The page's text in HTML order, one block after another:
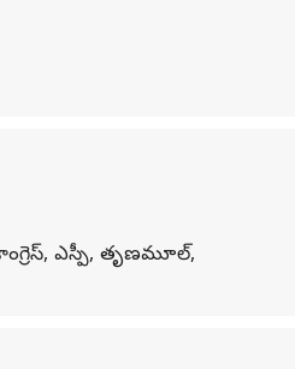
ఎస్పీ, తృణమూల్,